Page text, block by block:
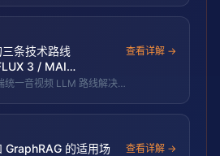
1 $312M B 轮验证专用
。条技术路线
3 / MAI
异，分别解决什么工
统一音视频 LLM 路线解决
互循环速度而非模态数量。
查看详解 →
GraphRAG 的适用场
查看详解 →